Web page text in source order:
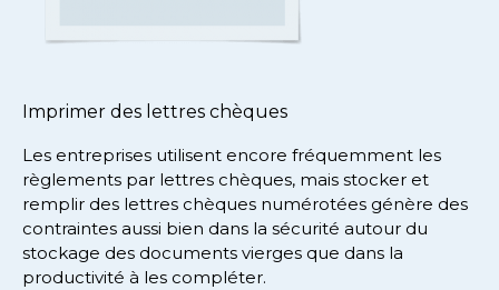
Imprimer des lettres chèques
Les entreprises utilisent encore fréquemment les
règlements par lettres chèques, mais stocker et
remplir des lettres chèques numérotées génère des
contraintes aussi bien dans la sécurité autour du
stockage des documents vierges que dans la
productivité à les compléter.